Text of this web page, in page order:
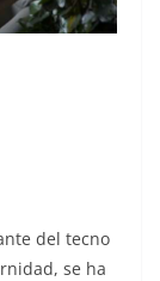
del tecno
se ha